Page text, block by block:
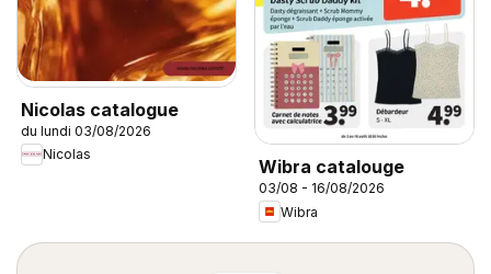
Nicolas catalogue
du lundi 03/08/2026
Nicolas
Wibra catalouge
03/08 - 16/08/2026
Wibra